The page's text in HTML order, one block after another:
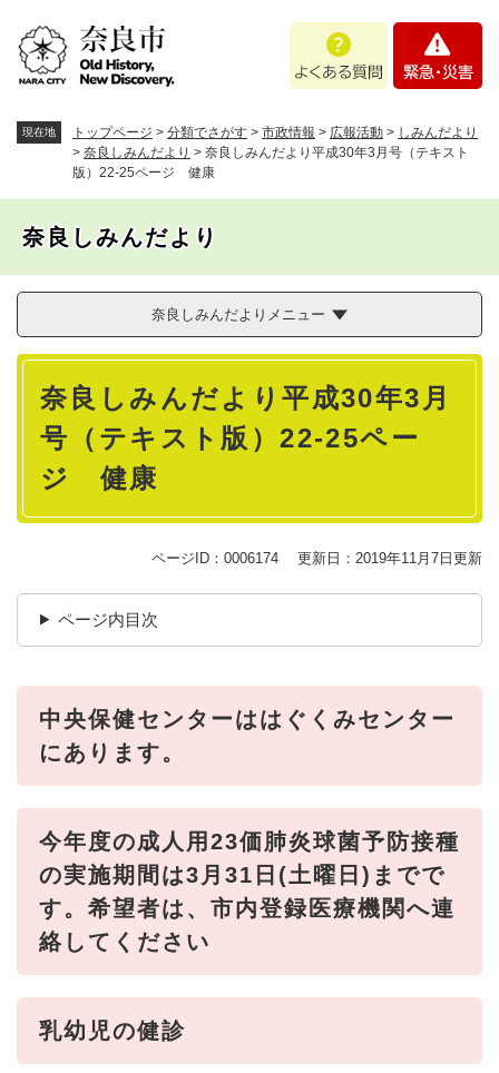
。
あ
問
・
現在地 トップページ > 分類でさがす > 市政情報 > 広報活動 > しみんだより
> 奈良しみんだより > 奈良しみんだより平成30年3月号（テキスト
版）22-25ページ 健康
奈良しみんだより
奈良しみんだよりメニュー
本
奈良しみんだより平成30年3月
号（テキスト版）22-25ペー
ジ 健康
ページID：0006174 更新日：2019年11月7日更新
ページ内目次
中央保健センターははぐくみセンター
にあります。
今年度の成人用23価肺炎球菌予防接種
の実施期間は3月31日(土曜日)までで
す。希望者は、市内登録医療機関へ連
絡してください
乳幼児の健診